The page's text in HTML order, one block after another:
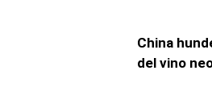
China
del vino